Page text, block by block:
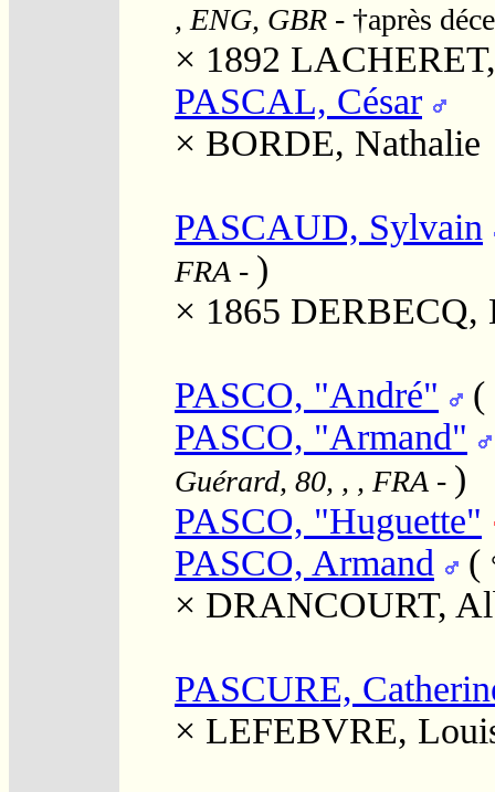
, ENG, GBR - †après
× 1892
PASCAL, César
× BORDE, Nathalie
PASCAUD, Sylvain
FRA - )
× 1865 DERBECQ,
PASCO, "André"
(
PASCO, "Armand"
Guérard, 80, , , FRA - )
PASCO, "Huguette"
PASCO, Armand
(
× DRANCOURT,
PASCURE,
× LEFEBVRE,